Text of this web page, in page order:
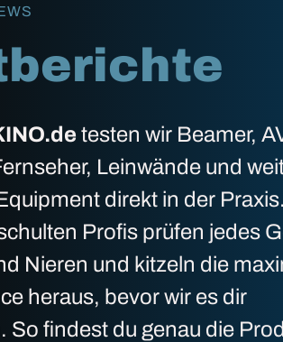
testen wir Beamer,
Leinwände und
direkt in der Praxis.
Profis prüfen jedes
Nieren und kitzeln die
heraus, bevor wir es dir
So findest du genau die